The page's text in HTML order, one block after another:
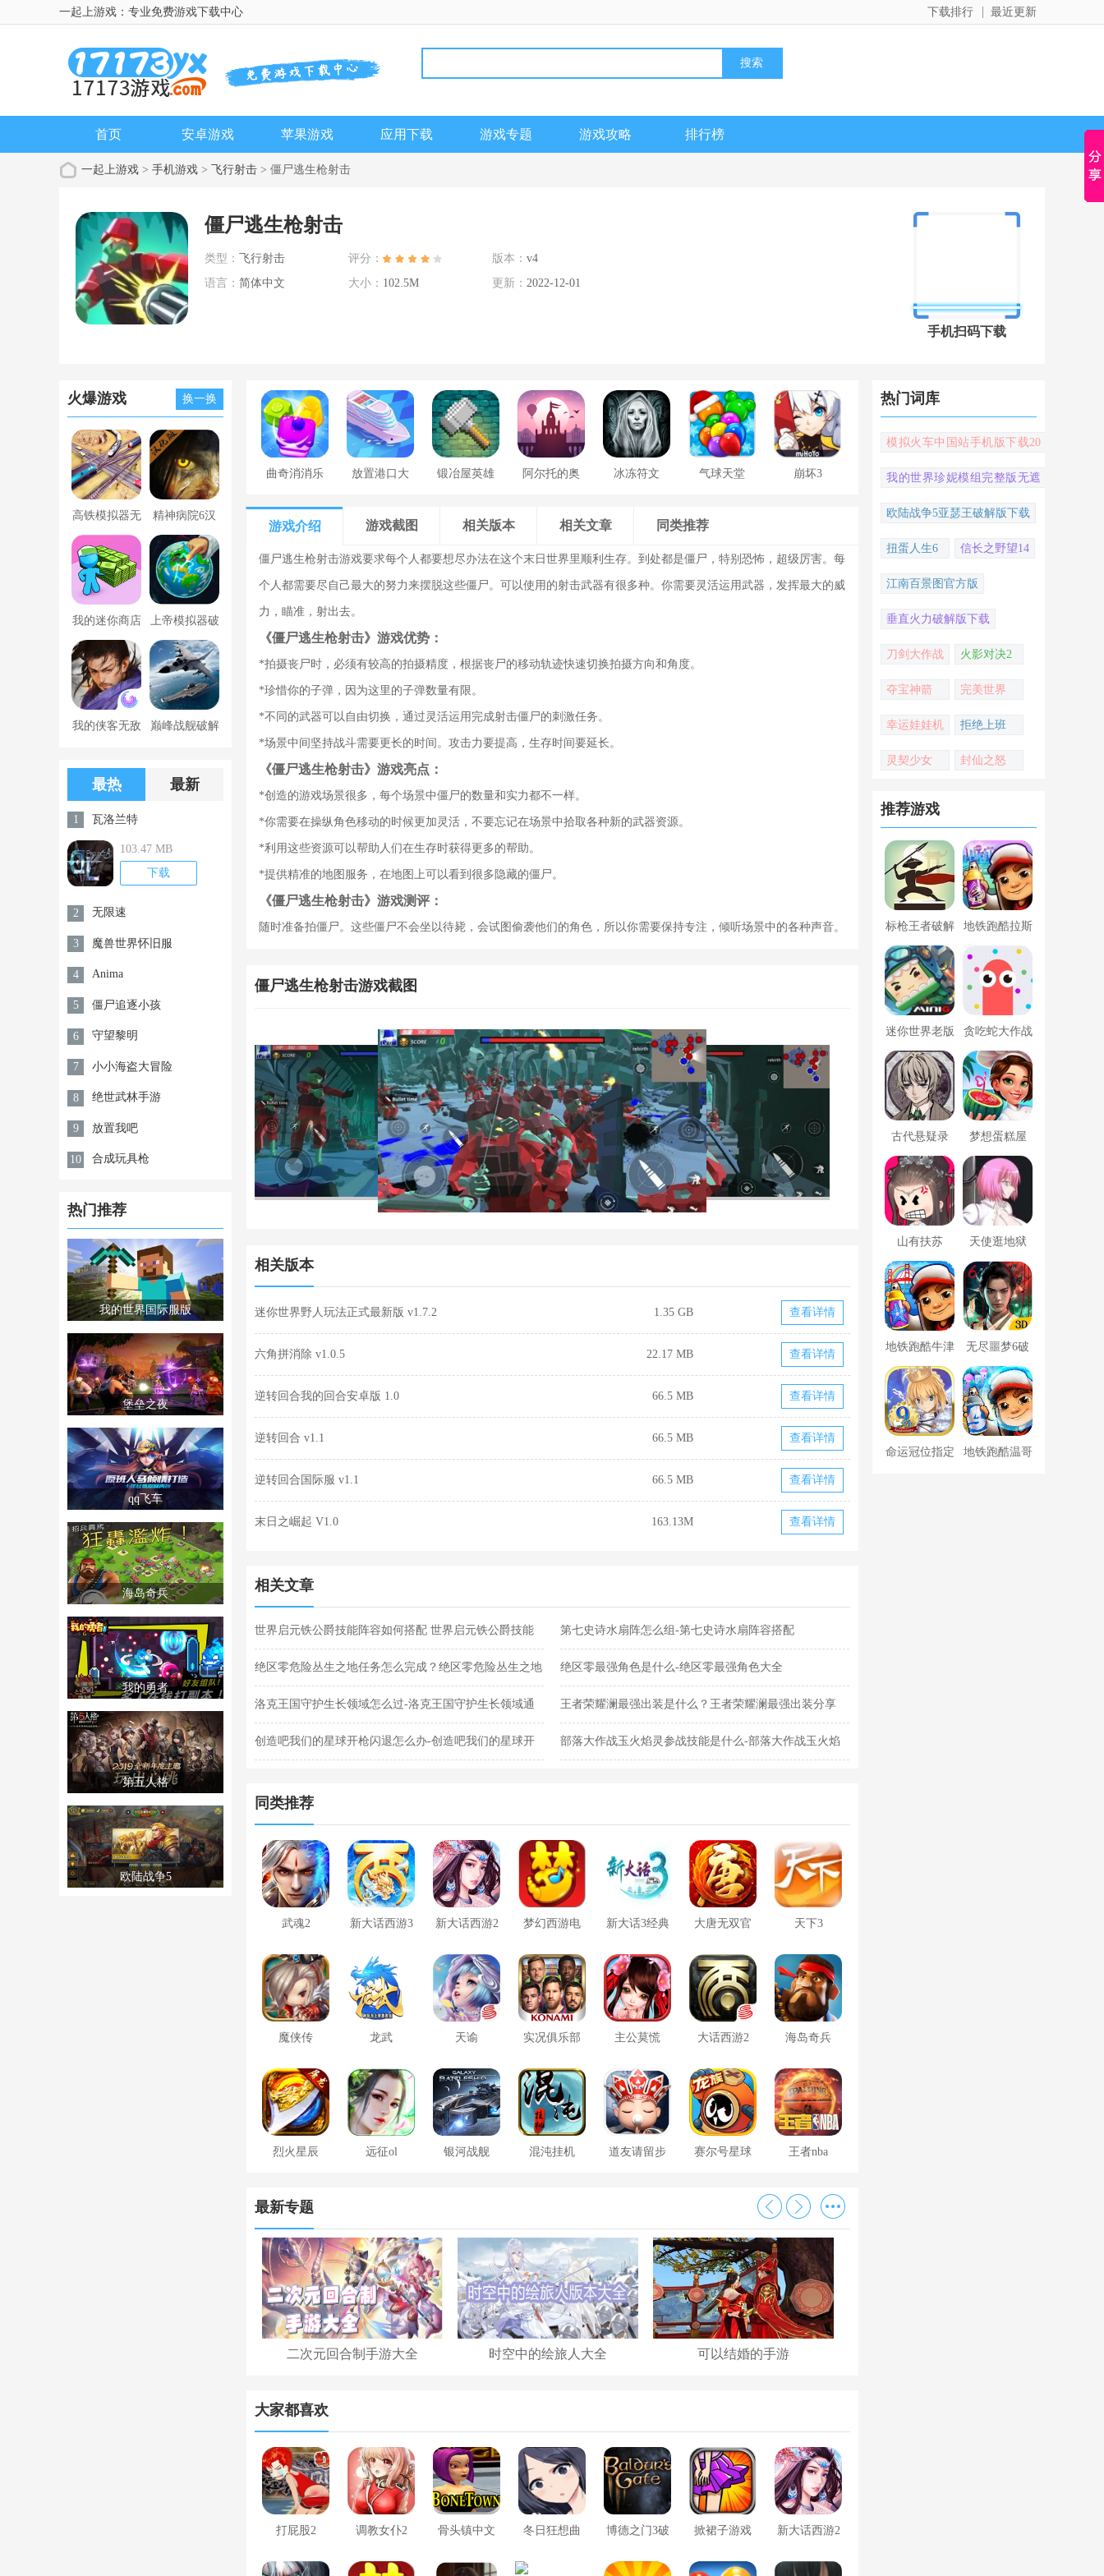
一起上游戏：专业免费游戏下载中心 最近更新
下载排行
首页 安卓游戏 苹果游戏 应用下载 游戏专题 游戏攻略 排行榜
一起上游戏 > 手机游戏 > 飞行射击 > 僵尸逃生枪射击
僵尸逃生枪射击
类型： 飞行射击 评分： 版本： v4
语言： 简体中文 大小： 102.5M 更新： 2022-12-01
手机扫码下载
火爆游戏 换一换
高铁模拟器无
限金币版
精神病院6汉
化版下载
我的迷你商店
破解版无限金
币版下载中文
上帝模拟器破
解版全解锁无
广告
我的侠客无敌 巅峰战舰破解
限钻石
最热 最新
1 瓦洛兰特
103.47 MB
下载
2 无限速
3 魔兽世界怀旧服
4 Anima
5 僵尸追逐小孩
6 守望黎明
7 小小海盗大冒险
8 绝世武林手游
9 放置我吧
10 合成玩具枪
热门推荐
我的世界国际服版
堡垒之夜
qq飞车
海岛奇兵
我的勇者
第五人格
欧陆战争5
曲奇消消乐 放置港口大 锻冶屋英雄 阿尔托的奥 冰冻符文 气球天堂 崩坏3
游戏介绍 游戏截图 相关版本 相关文章 同类推荐
僵尸逃生枪射击游戏要求每个人都要想尽办法在这个末日世界里顺利生存。到处都是僵尸，特别恐怖，超级厉害。每
个人都需要尽自己最大的努力来摆脱这些僵尸。可以使用的射击武器有很多种。你需要灵活运用武器，发挥最大的威
力，瞄准，射出去。
《僵尸逃生枪射击》游戏优势：
*拍摄丧尸时，必须有较高的拍摄精度，根据丧尸的移动轨迹快速切换拍摄方向和角度。
*珍惜你的子弹，因为这里的子弹数量有限。
*不同的武器可以自由切换，通过灵活运用完成射击僵尸的刺激任务。
*场景中间坚持战斗需要更长的时间。攻击力要提高，生存时间要延长。
《僵尸逃生枪射击》游戏亮点：
*创造的游戏场景很多，每个场景中僵尸的数量和实力都不一样。
*你需要在操纵角色移动的时候更加灵活，不要忘记在场景中拾取各种新的武器资源。
*利用这些资源可以帮助人们在生存时获得更多的帮助。
*提供精准的地图服务，在地图上可以看到很多隐藏的僵尸。
《僵尸逃生枪射击》游戏测评：
随时准备拍僵尸。这些僵尸不会坐以待毙，会试图偷袭他们的角色，所以你需要保持专注，倾听场景中的各种声音。
僵尸逃生枪射击游戏截图
相关版本
迷你世界野人玩法正式最新版 v1.7.2 1.35 GB 查看详情
六角拼消除 v1.0.5 22.17 MB 查看详情
逆转回合我的回合安卓版 1.0 66.5 MB 查看详情
逆转回合 v1.1 66.5 MB 查看详情
逆转回合国际服 v1.1 66.5 MB 查看详情
末日之崛起 V1.0 163.13M 查看详情
相关文章
世界启元铁公爵技能阵容如何搭配 世界启元铁公爵技能
阵容搭配合集
第七史诗水扇阵怎么组-第七史诗水扇阵容搭配
绝区零危险丛生之地任务怎么完成？绝区零危险丛生之地
任务完成攻略
绝区零最强角色是什么-绝区零最强角色大全
洛克王国守护生长领域怎么过-洛克王国守护生长领域通
关攻略
王者荣耀澜最强出装是什么？王者荣耀澜最强出装分享
创造吧我们的星球开枪闪退怎么办-创造吧我们的星球开 部落大作战玉火焰灵参战技能是什么-部落大作战玉火焰
同类推荐
武魂2 新大话西游3 新大话西游2 梦幻西游电 新大话3经典 大唐无双官 天下3
魔侠传 龙武 天谕 实况俱乐部 主公莫慌 大话西游2 海岛奇兵
烈火星辰 远征ol 银河战舰 混沌挂机 道友请留步 赛尔号星球 王者nba
最新专题
二次元回合制手游大全 时空中的绘旅人大全 可以结婚的手游
大家都喜欢
打屁股2 调教女仆2 骨头镇中文 冬日狂想曲 博德之门3破 掀裙子游戏 新大话西游2
热门词库
模拟火车中国站手机版下载20
我的世界珍妮模组完整版无遮
欧陆战争5亚瑟王破解版下载
扭蛋人生6 信长之野望14
江南百景图官方版
垂直火力破解版下载
刀剑大作战 火影对决2
夺宝神箭 完美世界
幸运娃娃机 拒绝上班
灵契少女 封仙之怒
推荐游戏
标枪王者破解
版无限金币钻
石内置菜单
地铁跑酷拉斯
维加斯新触控
内置菜单版
迷你世界老版
本下载
贪吃蛇大作战
破解版
古代悬疑录 梦想蛋糕屋
山有扶苏 天使逛地狱
地铁跑酷牛津
版内置菜单
无尽噩梦6破
解版内置菜单
MOD修改器
命运冠位指定 地铁跑酷温哥